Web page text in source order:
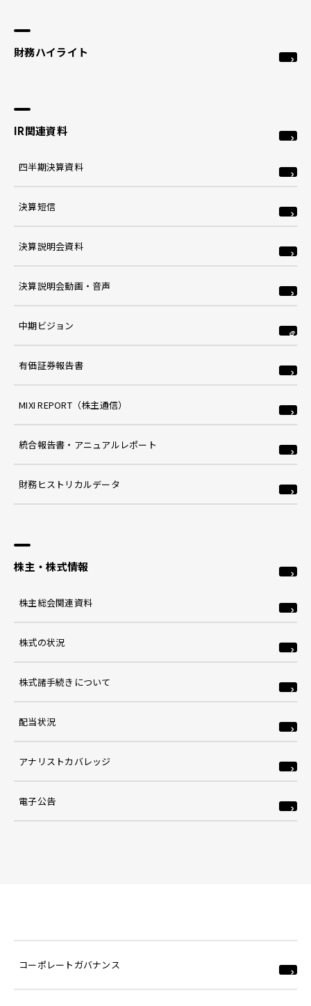
財務ハイライト
IR関連資料
四半期決算資料
決算短信
決算説明会資料
決算説明会動画・音声
中期ビジョン
有価証券報告書
MIXI REPORT（株主通信）
統合報告書・アニュアルレポート
財務ヒストリカルデータ
株主・株式情報
株主総会関連資料
株式の状況
株式諸手続きについて
配当状況
アナリストカバレッジ
電子公告
コーポレートガバナンス